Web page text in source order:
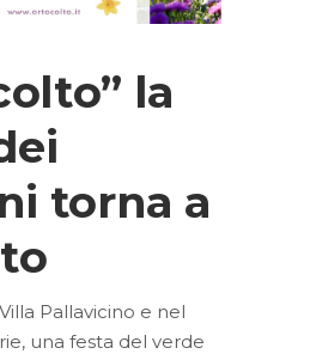
la
torna a
Pallavicino e nel
una festa del verde